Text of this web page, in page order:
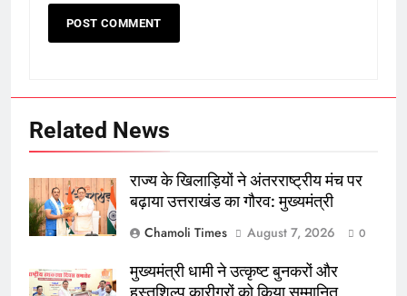
Related News
राज्य के खिलाड़ियों ने अंतरराष्ट्रीय मंच पर
बढ़ाया उत्तराखंड का गौरव: मुख्यमंत्री
Chamoli Times
August 7, 2026 0
मुख्यमंत्री धामी ने उत्कृष्ट बुनकरों और
हस्तशिल्प कारीगरों को किया सम्मानित